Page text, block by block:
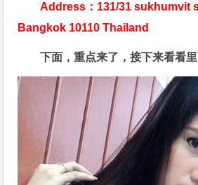
Address：131/31 sukhumvit
Bangkok 10110 Thailand
下面，重点来了，接下来看看